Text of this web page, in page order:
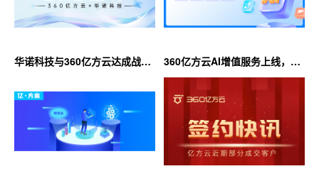
华诺科技与360亿方云达成战略
360亿方云AI增值服务上线，超
大限时优惠等你来！